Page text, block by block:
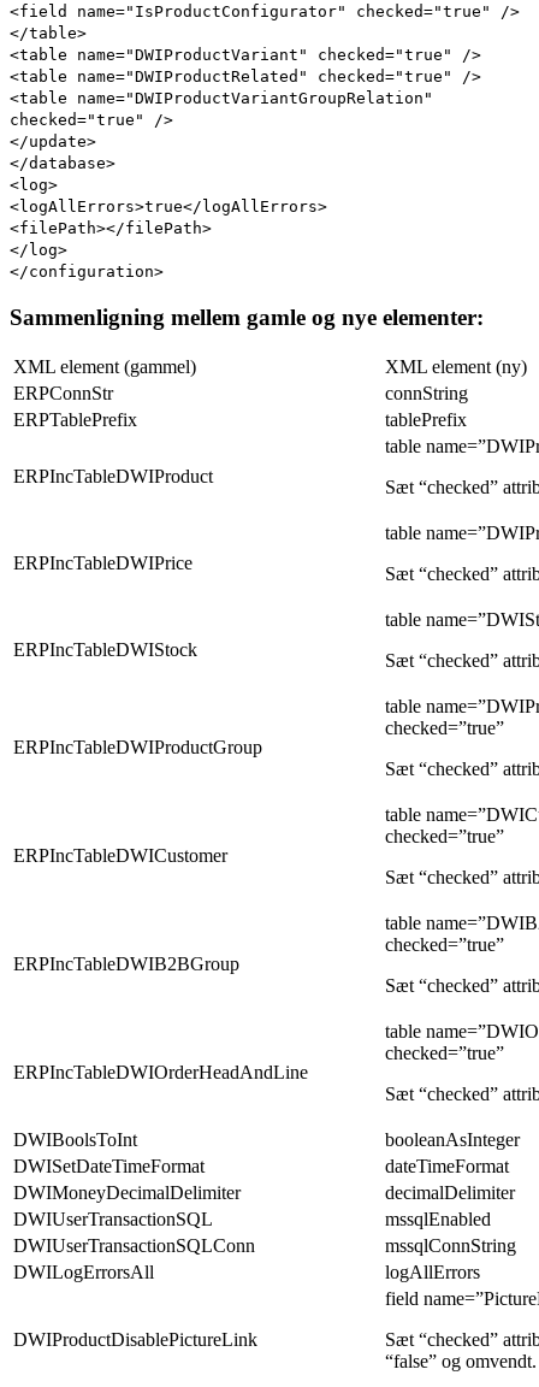
<field name="IsProductConfigurator" checked="true" />
</table>
<table name="DWIProductVariant" checked="true" />
<table name="DWIProductRelated" checked="true" />
<table name="DWIProductVariantGroupRelation"
checked="true" />
</update>
</database>
<log>
<logAllErrors>true</logAllErrors>
<filePath></filePath>
</log>
</configuration>
Sammenligning mellem gamle og nye elementer:
XML element (gammel)
XML element (ny)
ERPConnStr
connString
ERPTablePrefix
tablePrefix
ERPIncTableDWIProduct
table
Sæt “checked”
ERPIncTableDWIPrice
table
Sæt “checked”
ERPIncTableDWIStock
table
Sæt “checked”
ERPIncTableDWIProductGroup
table
checked=”true”
Sæt “checked”
ERPIncTableDWICustomer
table
checked=”true”
Sæt “checked”
ERPIncTableDWIB2BGroup
table
checked=”true”
Sæt “checked”
ERPIncTableDWIOrderHeadAndLine
table
checked=”true”
Sæt “checked”
DWIBoolsToInt
booleanAsInteger
DWISetDateTimeFormat
dateTimeFormat
DWIMoneyDecimalDelimiter
decimalDelimiter
DWIUserTransactionSQL
mssqlEnabled
DWIUserTransactionSQLConn
mssqlConnString
DWILogErrorsAll
logAllErrors
DWIProductDisablePictureLink
field
Sæt “checked”
“false” og omvendt.